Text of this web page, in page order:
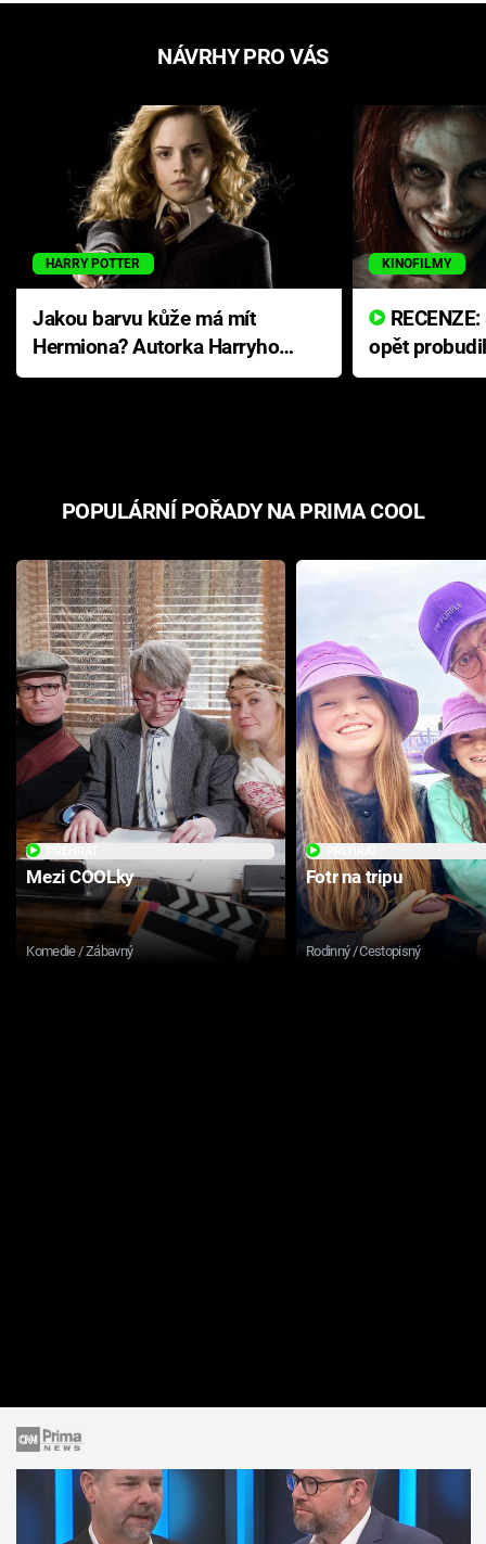
NÁVRHY PRO VÁS
HARRY POTTER
Jakou barvu kůže má mít
Hermiona? Autorka Harryho
Pottera přišla s ráznou
KINOFILMY
opět
přichází s
POPULÁRNÍ POŘADY NA PRIMA COOL
Mezi COOLky
Komedie / Zábavný
Fotr na tripu
Rodinný / Cestopisný